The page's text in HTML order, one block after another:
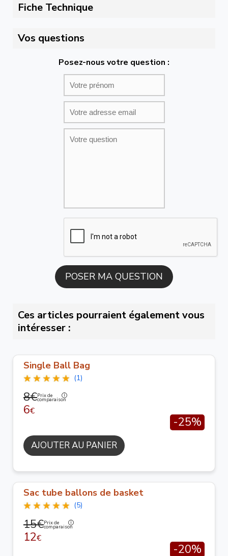
Fiche Technique
Vos questions
Posez-nous votre question :
Ces articles pourraient également vous
intéresser :
Single Ball Bag
(1)
8€Prix de
comparaison
6€
-25%
AJOUTER AU PANIER
Sac tube ballons de basket
(5)
15€Prix de
comparaison
12€
-20%